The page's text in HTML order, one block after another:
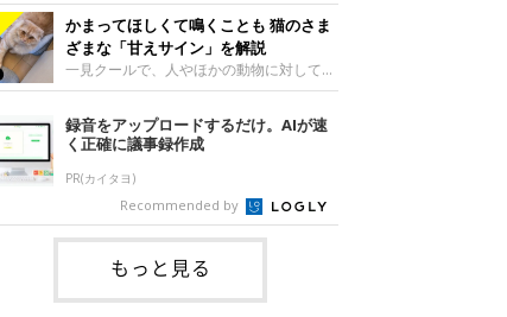
き方が変わったとき、暑さと関係している
ように見えることがあります。 ただ、鳴
き声だけで原因を決めるのは難しく、体調
や環境の変化を
えすぎを防ぐ4つの対策を教えていただき
ました。（1） 冷房の効いていない部屋に
行き来できるようにするねこのきもち投稿
写真ギャラリー猫が寒いと感じたときに、
ましょう。冷房の効いていない部屋や廊下
へも自由に行き来できるように、ドアは猫
が通れる程度に
度に噛む“甘噛み”。遊びやスキンシップの
ときに繰り出すことがありますが、同じ家
族でも噛まれる頻度に違いがあると感じる
ことも。ねこのきもちWEB MAGAZINEで
は、飼い主さんたちにアンケートを実施
し、愛猫が甘噛みする相手を選んでいると
感じる状況を教えてもらいました。また、
ねこのきもち獣医師相談室の原駿太朗先生
には、実際に猫は甘噛みする相手を選んで
いるのか、その真相をお聞きします。約6
割の飼い主さんが「甘噛みする相手を選ん
でいる」と感じていた※2026年5月実施
かまってほしくて鳴くことも 猫のさま
ざまな「甘えサイン」を解説
一見クールで、人やほかの動物に対してあ
まり求めないように見える猫。しかし、実
は甘えん坊な性格の猫も少なくありませ
ん。今回は猫たちが出している“甘えサイ
ン”について、帝京科学大学生命環境学部
アニマルサイエンス学科准教授の加隈良枝
先生に教えていただきました。鳴くのは、
かまってほしいサインねこのきもち投稿写
真ギャラリーもともと、子猫が親猫に対し
てお世話を求めるときに鳴き声を使いま
す。子猫なので「ニャー」よりもややか細
い「ミャア」といった鳴き声になります
録音をアップロードするだけ。AIが速
く正確に議事録作成
PR(カイタヨ)
Recommended by
もっと見る